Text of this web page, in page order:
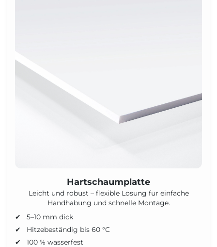
Hartschaumplatte
Leicht und robust – flexible Lösung für einfache
Handhabung und schnelle Montage.
5–10 mm dick
Hitzebeständig bis 60 °C
100 % wasserfest